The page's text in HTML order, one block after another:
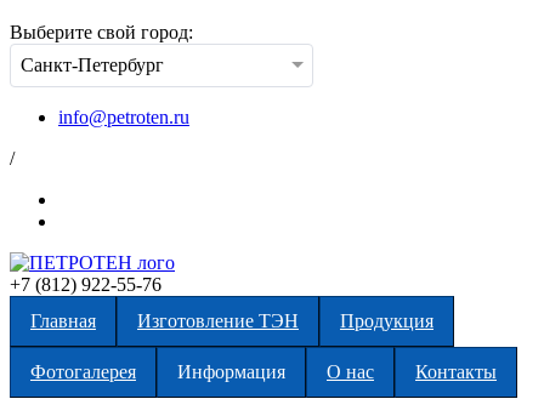
Выберите свой город:
Санкт-Петербург
info@petroten.ru
/
+7 (812) 922-55-76
Главная
Изготовление ТЭН Продукция
Фотогалерея Информация О нас Контакты